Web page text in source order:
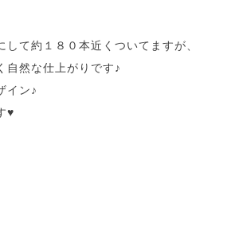
して約１８０本近くついてますが、
自然な仕上がりです♪
イン♪
♥